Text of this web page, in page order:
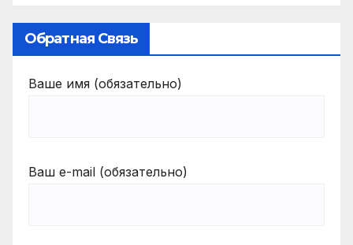
Обратная Связь
Ваше имя (обязательно)
Ваш e-mail (обязательно)